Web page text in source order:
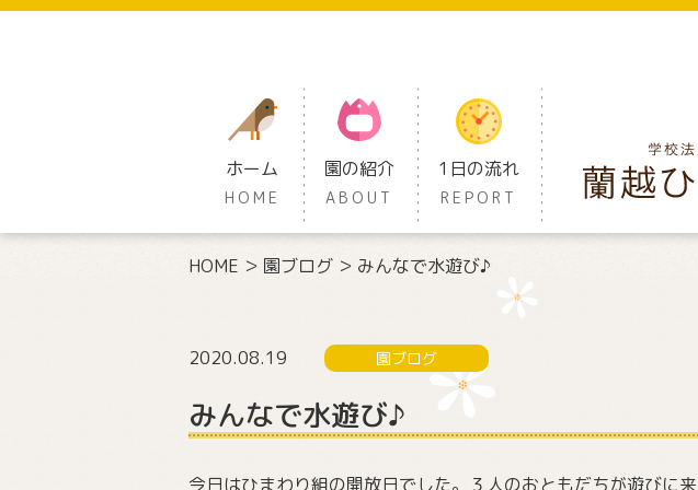
ホーム
HOME
園の紹介
ABOUT
1日の流れ
REPORT
HOME 園ブログ みんなで水遊び♪
2020.08.19 園ブログ
みんなで水遊び♪
今日はひまわり組の開放日でした。３人のおともだちが遊びに